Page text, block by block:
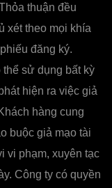
thuận đều
xét theo mọi khía
đăng ký.
thể sử dụng bất kỳ
hiện ra việc giả
hàng cung
buộc giả mạo tài
vi phạm, xuyên tạc
Công ty có quyền